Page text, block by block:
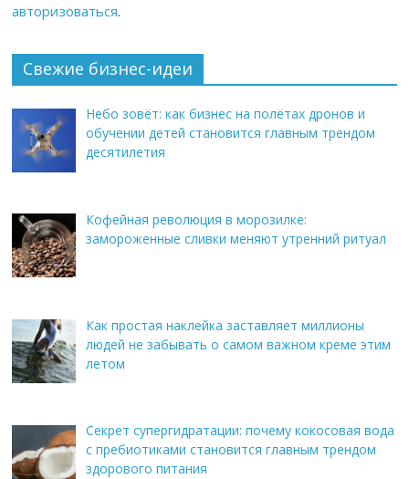
авторизоваться.
Свежие бизнес-идеи
Небо зовёт: как бизнес на полётах дронов и
обучении детей становится главным трендом
десятилетия
Кофейная революция в морозилке:
замороженные сливки меняют утренний ритуал
Как простая наклейка заставляет миллионы
людей не забывать о самом важном креме этим
летом
Секрет супергидратации: почему кокосовая вода
с пребиотиками становится главным трендом
здорового питания